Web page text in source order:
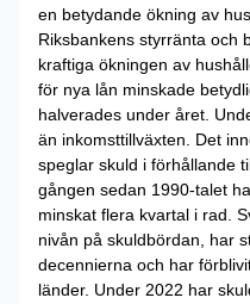
en betydande ökning av
Riksbankens styrränta och
kraftiga ökningen av
för nya lån minskade
halverades under året.
än inkomsttillväxten. Det
speglar skuld i förhållande
gången sedan 1990-talet
minskat flera kvartal i rad.
nivån på skuldbördan, har
decennierna och har
länder. Under 2022 har